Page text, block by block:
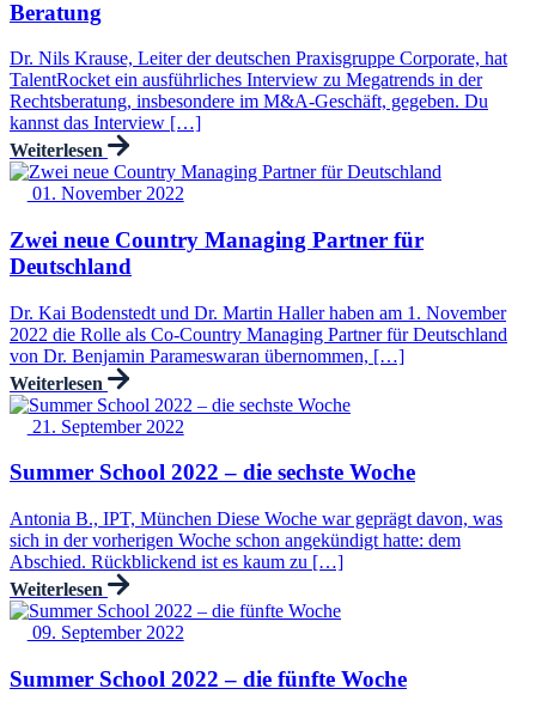
Beratung
Dr. Nils Krause, Leiter der deutschen Praxisgruppe Corporate, hat
TalentRocket ein ausführliches Interview zu Megatrends in der
Rechtsberatung, insbesondere im M&A-Geschäft, gegeben. Du
kannst das Interview […]
Weiterlesen
01. November 2022
Zwei neue Country Managing Partner für
Deutschland
Dr. Kai Bodenstedt und Dr. Martin Haller haben am 1. November
2022 die Rolle als Co-Country Managing Partner für Deutschland
von Dr. Benjamin Parameswaran übernommen, […]
Weiterlesen
21. September 2022
Summer School 2022 – die sechste Woche
Antonia B., IPT, München Diese Woche war geprägt davon, was
sich in der vorherigen Woche schon angekündigt hatte: dem
Abschied. Rückblickend ist es kaum zu […]
Weiterlesen
09. September 2022
Summer School 2022 – die fünfte Woche